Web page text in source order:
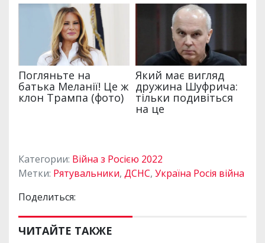
Категории: Війна з Росією 2022
Метки: Рятувальники, ДСНС, Україна Росія війна
Поделиться:
ЧИТАЙТЕ ТАКЖЕ